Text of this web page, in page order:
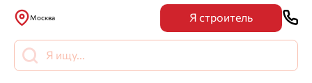
Москва Я строитель